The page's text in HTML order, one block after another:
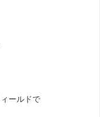
ールドで